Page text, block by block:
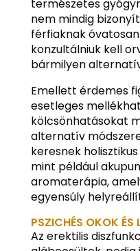
természetes
nem mindig
férfiaknak
konzultálniuk kell
bármilyen
Emellett érdemes
esetleges
kölcsönhatásokat
alternatív
keresnek
mint például
aromaterápia,
egyensúly
PSZICHÉS OKOK ÉS
Az erektilis